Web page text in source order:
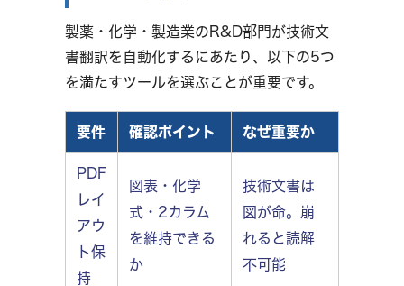
製薬・化学・製造業のR&D部門が技術文
書翻訳を自動化するにあたり、以下の5つ
を満たすツールを選ぶことが重要です。
要件 確認ポイント なぜ重要か
PDF
レイ
アウ
ト保
持
図表・化学
式・2カラム
を維持できる
か
技術文書は
図が命。崩
れると読解
不可能